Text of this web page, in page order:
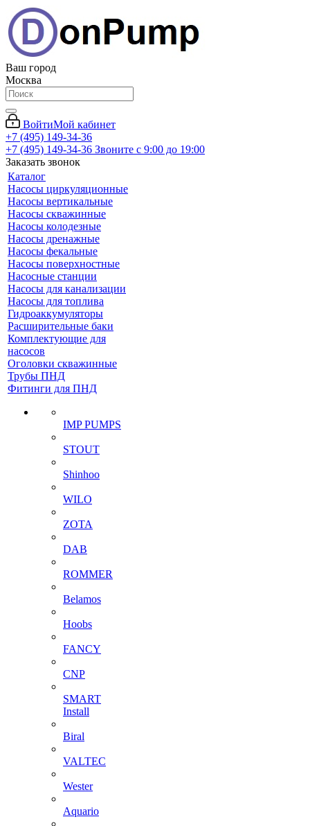
Ваш город
Москва
ВойтиМой кабинет
+7 (495) 149-34-36
+7 (495) 149-34-36 Звоните с 9:00 до 19:00
Заказать звонок
Каталог
Насосы циркуляционные
Насосы вертикальные
Насосы скважинные
Насосы колодезные
Насосы дренажные
Насосы фекальные
Насосы поверхностные
Насосные станции
Насосы для канализации
Насосы для топлива
Гидроаккумуляторы
Расширительные баки
Комплектующие для
насосов
Оголовки скважинные
Трубы ПНД
Фитинги для ПНД
IMP PUMPS
STOUT
Shinhoo
WILO
ZOTA
DAB
ROMMER
Belamos
Hoobs
FANCY
CNP
SMART
Install
Biral
VALTEC
Wester
Aquario